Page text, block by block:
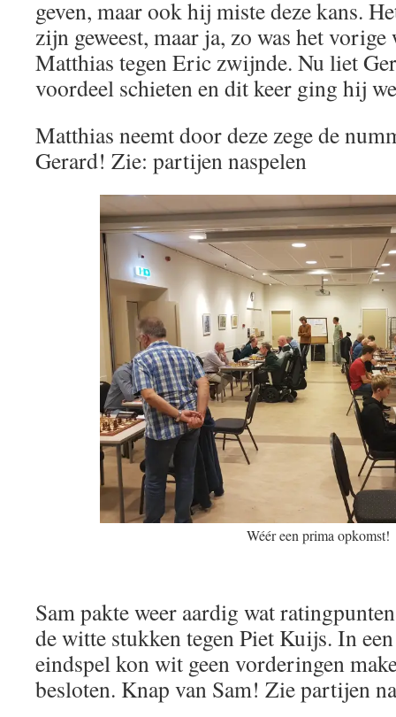
geven, maar ook hij miste deze kans.
zijn geweest, maar ja, zo was het
Matthias tegen Eric zwijnde. Nu liet
voordeel schieten en dit keer ging hij
Matthias neemt door deze zege de
Gerard! Zie: partijen naspelen
Wéér een prima opkomst!
Sam pakte weer aardig wat
de witte stukken tegen Piet Kuijs. In
eindspel kon wit geen vorderingen
besloten. Knap van Sam! Zie partijen